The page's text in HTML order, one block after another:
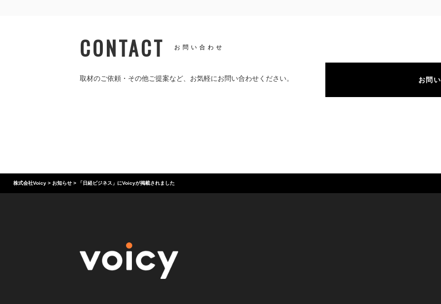
CONTACT お問い合わせ
取材のご依頼・その他ご提案など、 お気軽にお問い合わせください。 お問
株式会社Voicy> お知らせ> 「日経ビジネス」にVoicyが掲載されました